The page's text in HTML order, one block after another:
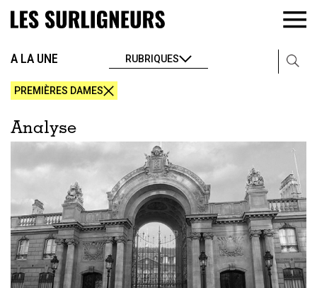
A LA UNE RUBRIQUES
PREMIÈRES DAMES
Analyse